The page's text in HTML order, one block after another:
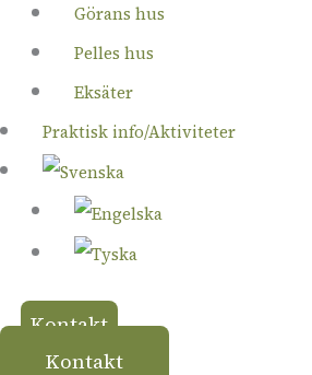
Görans hus
Pelles hus
Eksäter
Praktisk info/Aktiviteter
Kontakt
Kontakt